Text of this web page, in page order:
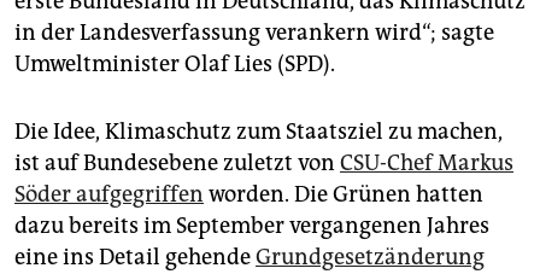
in der Landesverfassung verankern wird“; sagte
Umweltminister Olaf Lies (SPD).
Die Idee, Klimaschutz zum Staatsziel zu machen,
ist auf Bundesebene zuletzt von CSU-Chef Markus
Söder aufgegriffen worden. Die Grünen hatten
dazu bereits im September vergangenen Jahres
eine ins Detail gehendeGrundgesetzänderung